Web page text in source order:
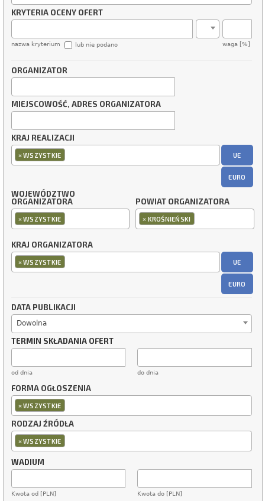
KRYTERIA OCENY OFERT
nazwa kryterium waga [%]
lub nie podano
ORGANIZATOR
MIEJSCOWOŚĆ, ADRES ORGANIZATORA
KRAJ REALIZACJI
×WSZYSTKIE UE
EURO
WOJEWÓDZTWO
ORGANIZATORA
×WSZYSTKIE
POWIAT ORGANIZATORA
× KROŚNIEŃSKI
KRAJ ORGANIZATORA
×WSZYSTKIE UE
EURO
DATA PUBLIKACJI
Dowolna
TERMIN SKŁADANIA OFERT
od dnia do dnia
FORMA OGŁOSZENIA
×WSZYSTKIE
RODZAJ ŹRÓDŁA
×WSZYSTKIE
WADIUM
Kwota od [PLN] Kwota do [PLN]